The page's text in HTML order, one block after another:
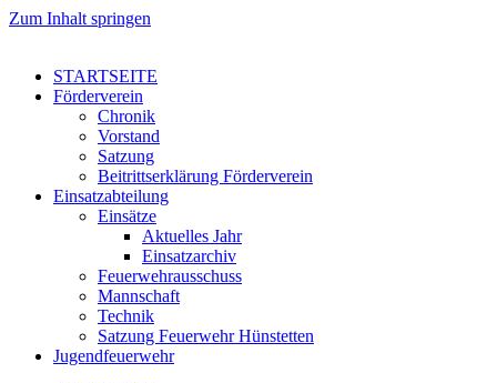
Zum Inhalt springen
STARTSEITE
Förderverein
Chronik
Vorstand
Satzung
Beitrittserklärung Förderverein
Einsatzabteilung
Einsätze
Aktuelles Jahr
Einsatzarchiv
Feuerwehrausschuss
Mannschaft
Technik
Satzung Feuerwehr Hünstetten
Jugendfeuerwehr